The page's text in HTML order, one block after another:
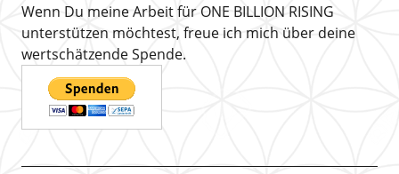
Wenn Du meine Arbeit für ONE BILLION RISING
unterstützen möchtest, freue ich mich über deine
wertschätzende Spende.